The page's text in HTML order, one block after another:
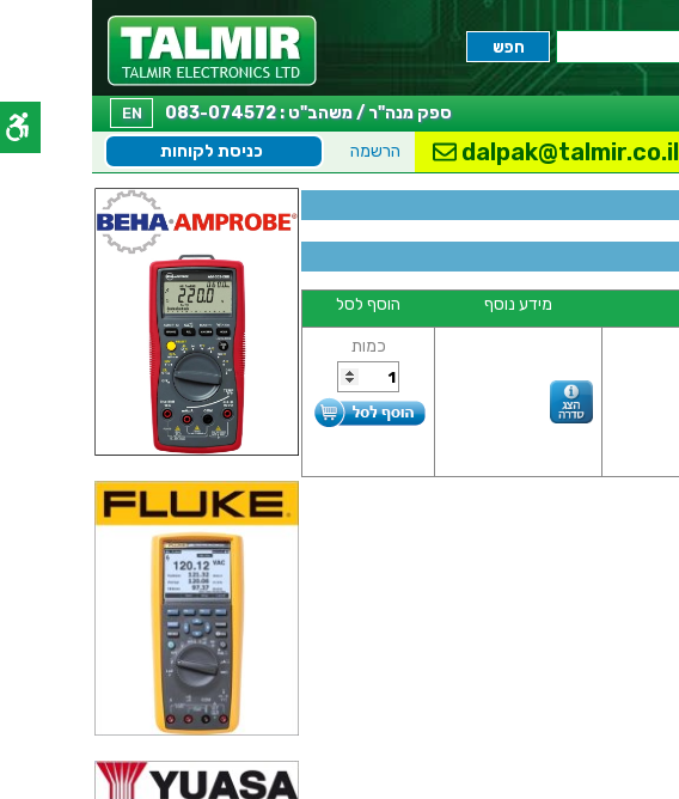
EN
ספק מנה"ר / משהב"ט : 083-074572
כניסת לקוחות הרשמה dalpak@talmir.co.il
מידע נוסף הוסף לסל
כמות